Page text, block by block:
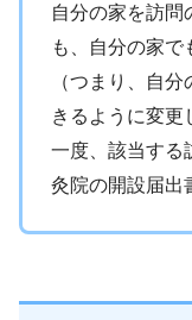
自分の家を訪問
も、自分の家で
（つまり、自
きるように変更
一度、該当する
灸院の開設届出